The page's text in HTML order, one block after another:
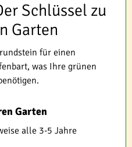
Schlüssel zu
Garten
für einen
was Ihre grünen
Garten
alle 3-5 Jahre